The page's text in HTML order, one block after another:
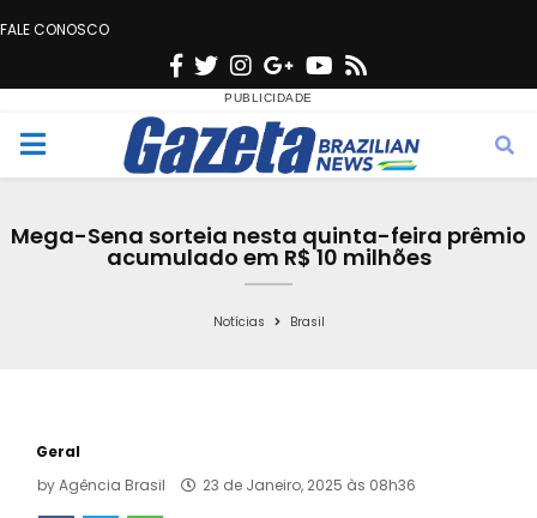
FALE CONOSCO
F
c
e
o
T
w
i
t
e
n
s
t
g
r
a
G
o
o
g
e
Y
u
t
b
s
M
Mega-Sena sorteia nesta quinta-feira prêmio
acumulado em R$ 10 milhões
Notícias Brasil
Geral
byAgência Brasil 23 de Janeiro, 2025 às 08h36